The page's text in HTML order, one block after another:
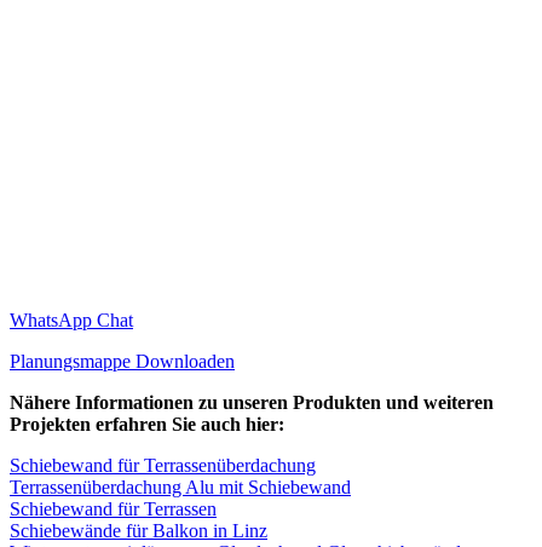
WhatsApp Chat
Planungsmappe Downloaden
Nähere Informationen zu unseren Produkten und weiteren
Projekten erfahren Sie auch hier:
Schiebewand für Terrassenüberdachung
Terrassenüberdachung Alu mit Schiebewand
Schiebewand für Terrassen
Schiebewände für Balkon in Linz